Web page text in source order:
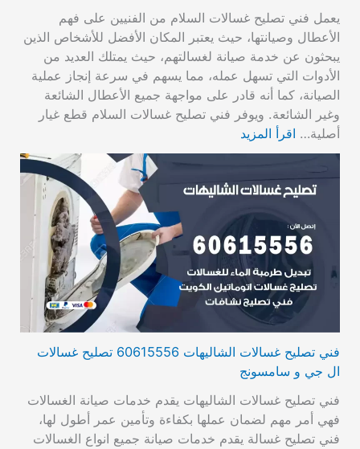
يعمل فني تصليح غسالات السلام من الفنيين على فهم
الأعطال وصيانتها، حيث يعتبر المكان الأفضل للأشخاص الذين
يبحثون عن خدمة صيانة لغسالتهم، حيث يمتلك العديد من
الأدوات التي تسهل عمله، مما يسهم في سرعة إنجاز عملية
الصيانة، كما أنه قادر على مواجهة جميع الأعطال الشائعة
وغير الشائعة. ويوفر فني تصليح غسالات السلام قطع غيار
أصلية… اقرأ المزيد
فني تصليح غسالات الشاليهات 60615556 تصليح غسالات
ال جي و سامسونج
فني تصليح غسالات الشاليهات يقدم خدمات صيانة الغسالات
فهي أمر مهم لضمان عملها بكفاءة وتأمين عمر أطول لها،
فني تصليح غسالة يقدم خدمات صيانة جميع انواع الغسالات